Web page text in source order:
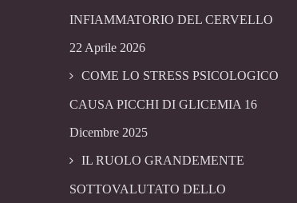
INFIAMMATORIO DEL CERVELLO
22 Aprile 2026
COME LO STRESS PSICOLOGICO
CAUSA PICCHI DI GLICEMIA 16
Dicembre 2025
IL RUOLO GRANDEMENTE
SOTTOVALUTATO DELLO